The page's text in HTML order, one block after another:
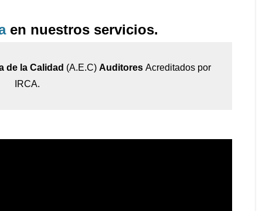
en nuestros servicios.
de la Calidad (A.E.C) Auditores Acreditados por
IRCA.